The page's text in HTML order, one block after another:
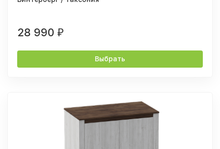
28 990 ₽
Выбрать